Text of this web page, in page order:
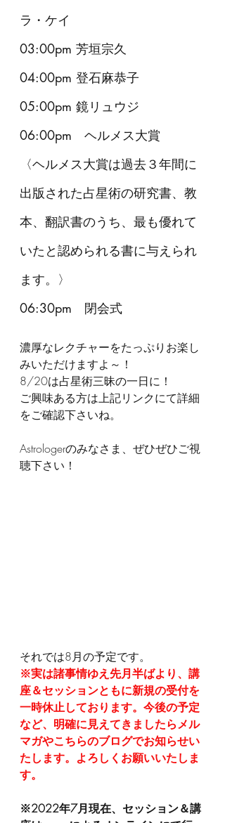
ラ・ケイ
03:00pm 芳垣宗久
04:00pm 登石麻恭子
05:00pm 鏡リュウジ
​06:00pm　ヘルメス大賞
〈ヘルメス大賞は過去３年間に
出版された占星術の研究書、教
本、翻訳書のうち、最も優れて
いたと認められる書に与えられ
ます。〉
06:30pm　閉会式
濃厚なレクチャーをたっぷりお楽し
みいただけますよ～！
8/20は占星術三昧の一日に！
ご興味ある方は上記リンクにて詳細
をご確認下さいね。
Astrologerのみなさま、ぜひぜひご視
聴下さい！
それでは8月の予定です。
※実は諸事情ゆえ先月半ばより、講
座＆セッションともに新規の受付を
一時休止しております。今後の予定
など、明確に見えてきましたらメル
マガやこちらのブログでお知らせい
たします。よろしくお願いいたしま
す。
※2022年7月現在、セッション＆講